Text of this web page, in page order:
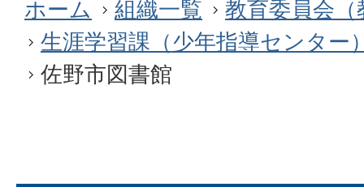
ホーム
組織一覧
教育委員会（
生涯学習課（少年指導センター
佐野市図書館